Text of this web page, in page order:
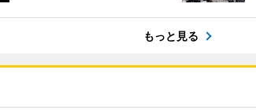
もっと見る